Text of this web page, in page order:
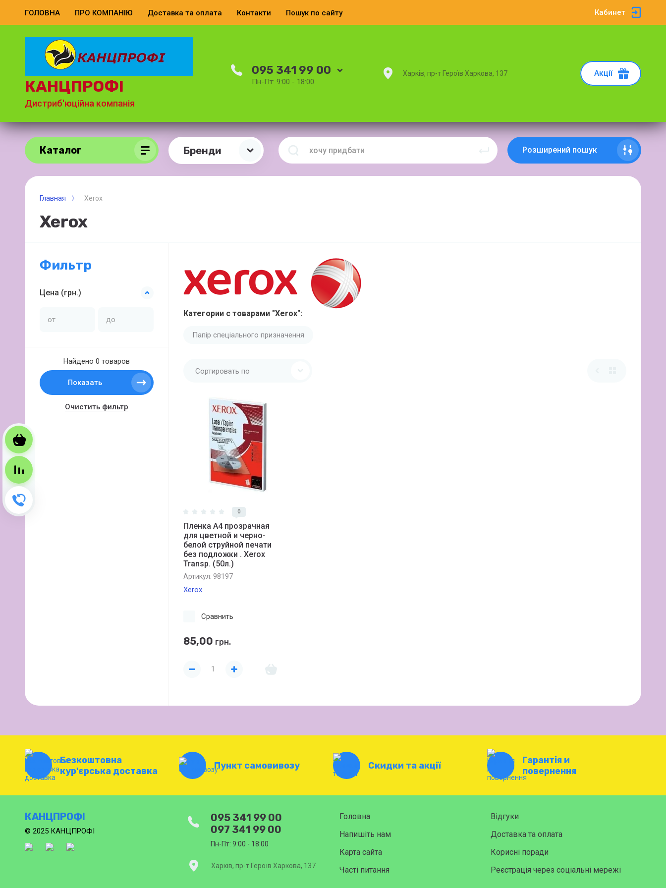
ГОЛОВНА ПРО КОМПАНІЮ Доставка та оплата Контакти Пошук по сайту Кабинет
КАНЦПРОФІ
Дистриб'юційна компанія
095 341 99 00
Пн-Пт: 9:00 - 18:00
Харків, пр-т Героїв Харкова, 137 Акції
Каталог Бренди Розширений пошук
Главная Xerox
Xerox
Фильтр
Цена (грн.)
Найдено 0 товаров
Показать
Очистить фильтр
Категории с товарами "Xerox":
Папір спеціального призначення
Сортировать по
0
Пленка А4 прозрачная
для цветной и черно-
белой струйной печати
без подложки . Xerox
Transp. (50л.)
Артикул: 98197
Xerox
Сравнить
85,00 грн.
Безкоштовна
кур'єрська доставка
Пункт самовивозу Скидки та акції
Гарантія и
повернення
КАНЦПРОФІ
© 2025 КАНЦПРОФІ
095 341 99 00
097 341 99 00
Пн-Пт: 9:00 - 18:00
Харків, пр-т Героїв Харкова, 137
Головна
Відгуки
Напишіть нам
Доставка та оплата
Карта сайта
Корисні поради
Часті питання
Реєстрація через соціальні мережі